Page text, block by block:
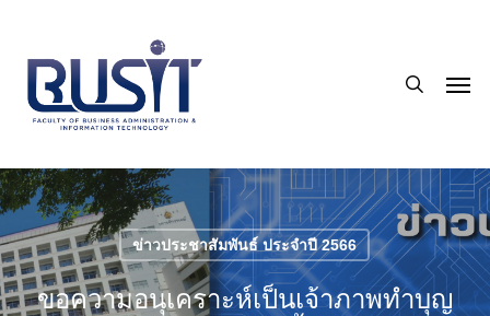
main
content
ข่าวประชาสัมพันธ์ ประจำปี 2566
ขอความอนุเคราะห์เป็นเจ้าภาพทำบุญ